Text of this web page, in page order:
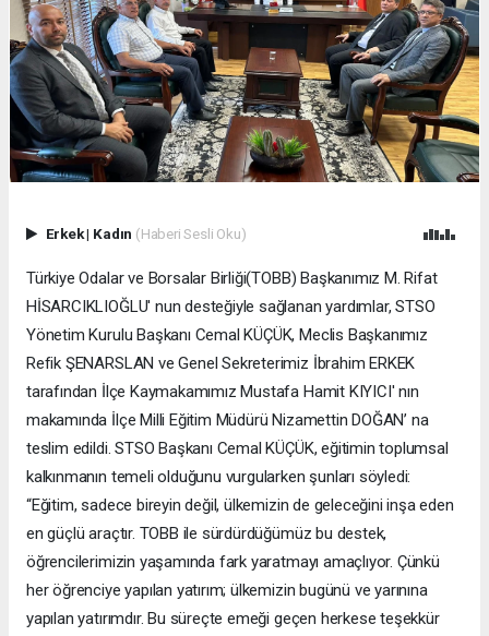
Erkek| Kadın (Haberi Sesli Oku)
Türkiye Odalar ve Borsalar Birliği(TOBB) Başkanımız M. Rifat
HİSARCIKLIOĞLU' nun desteğiyle sağlanan yardımlar, STSO
Yönetim Kurulu Başkanı Cemal KÜÇÜK, Meclis Başkanımız
Refik ŞENARSLAN ve Genel Sekreterimiz İbrahim ERKEK
tarafından İlçe Kaymakamımız Mustafa Hamit KIYICI' nın
makamında İlçe Milli Eğitim Müdürü Nizamettin DOĞAN’ na
teslim edildi. STSO Başkanı Cemal KÜÇÜK, eğitimin toplumsal
kalkınmanın temeli olduğunu vurgularken şunları söyledi:
“Eğitim, sadece bireyin değil, ülkemizin de geleceğini inşa eden
en güçlü araçtır. TOBB ile sürdürdüğümüz bu destek,
öğrencilerimizin yaşamında fark yaratmayı amaçlıyor. Çünkü
her öğrenciye yapılan yatırım; ülkemizin bugünü ve yarınına
yapılan yatırımdır. Bu süreçte emeği geçen herkese teşekkür